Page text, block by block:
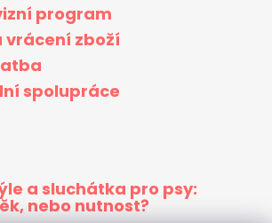
program
vrácení zboží
spolupráce
a sluchátka pro psy:
nebo nutnost?